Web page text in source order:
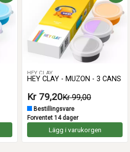
HEY CLAY
HEY CLAY - MUZON - 3 CANS
Kr 79,20Kr 99,00
Bestillingsvare
Forventet 14 dager
Lägg i varukorgen